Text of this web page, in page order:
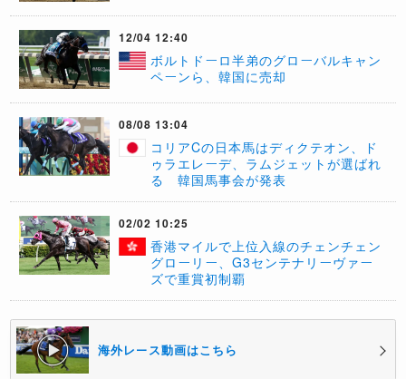
12/04 12:40
ボルトドーロ半弟のグローバルキャン
ペーンら、韓国に売却
08/08 13:04
コリアCの日本馬はディクテオン、ド
ゥラエレーデ、ラムジェットが選ばれ
る 韓国馬事会が発表
02/02 10:25
香港マイルで上位入線のチェンチェン
グローリー、G3センテナリーヴァー
ズで重賞初制覇
海外レース動画はこちら